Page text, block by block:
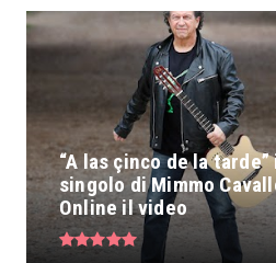
“A las çinco de la
singolo di Mimmo
Online il video